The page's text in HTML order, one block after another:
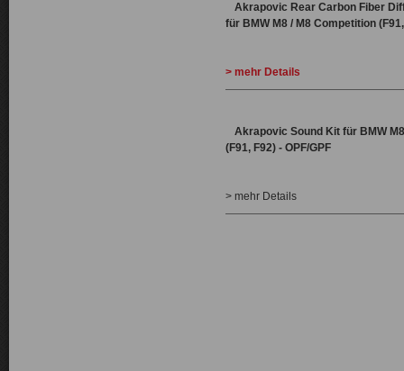
Akrapovic Rear Carbon Fiber
für BMW M8 / M8 Competition
> mehr Details
Akrapovic Sound Kit für BMW
(F91, F92) - OPF/GPF
> mehr Details